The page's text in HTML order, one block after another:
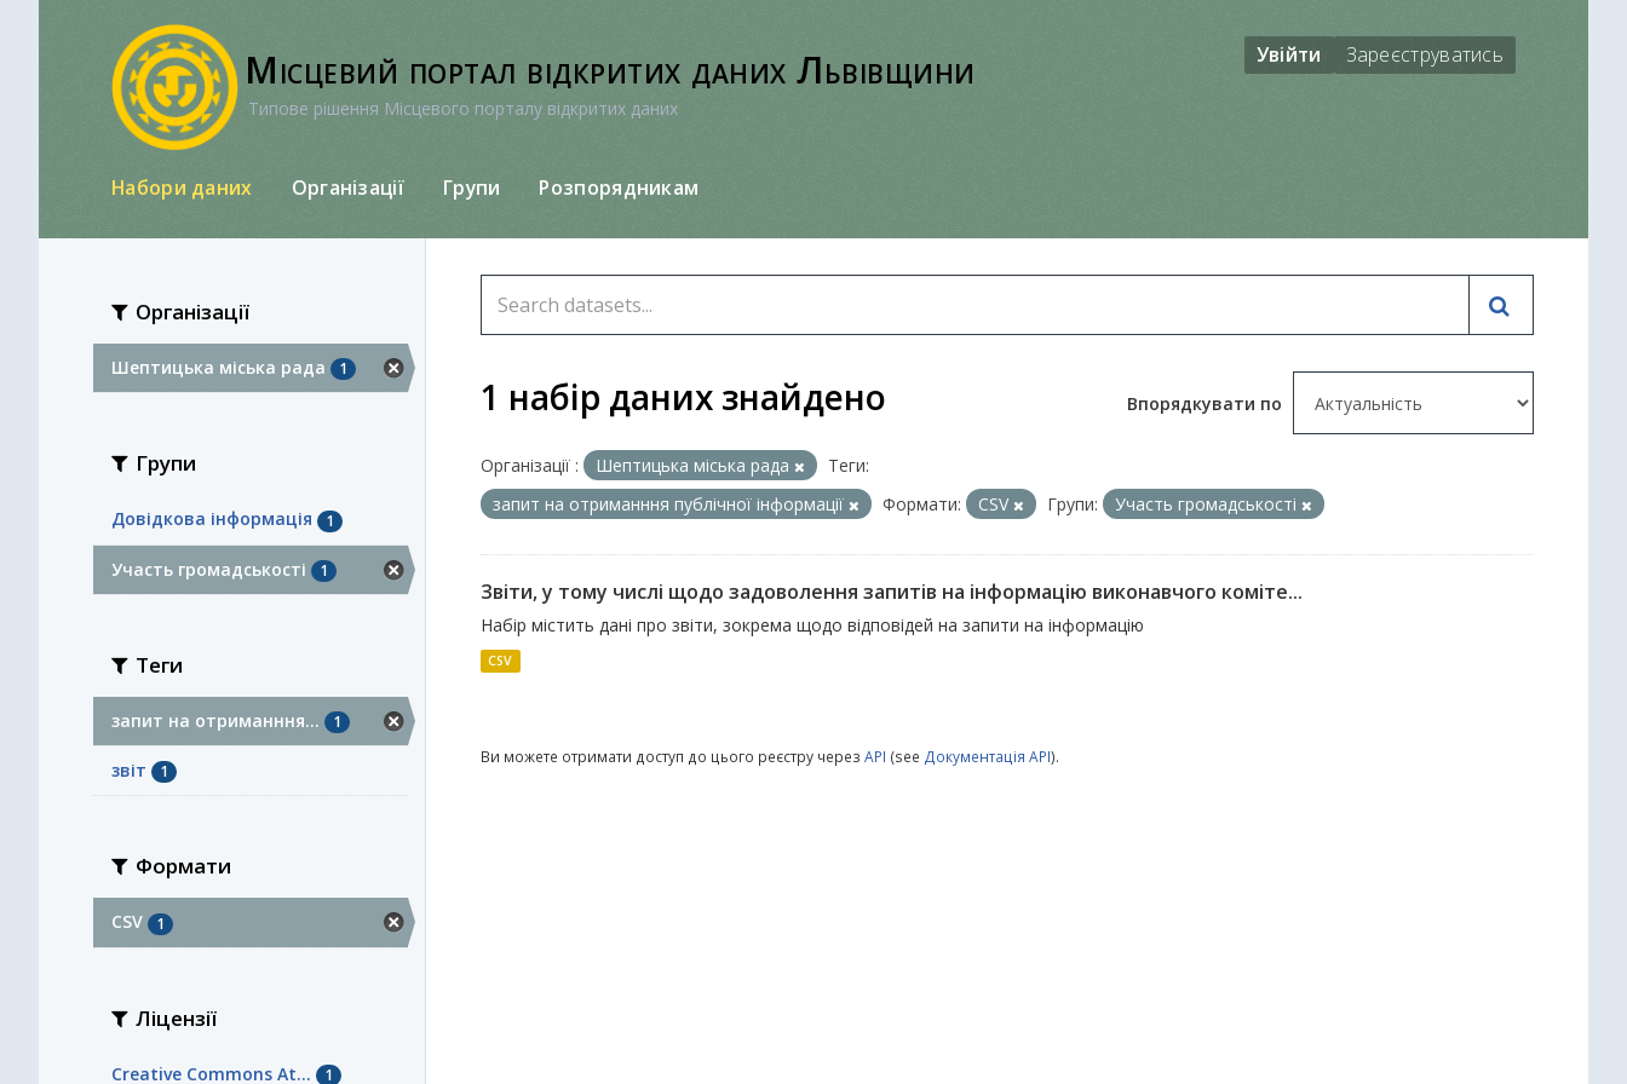
Місцевий портал відкритих даних Львівщини
Типове рішення Місцевого порталу відкритих даних
Увійти Зареєструватись
Набори даних Організації Групи Розпорядникам
Організації
Шептицька міська рада 1
Групи
Довідкова інформація 1
Участь громадськості 1
Теги
запит на отриманння... 1
звіт 1
Формати
CSV 1
Ліцензії
Creative Commons At... 1
Впорядкувати по
1 набір даних знайдено
Організації : Шептицька міська рада
Теги:
запит на отриманння публічної інформації
Формати: CSV Групи: Участь громадськості
Звіти, у тому числі щодо задоволення запитів на інформацію виконавчого коміте...
Набір містить дані про звіти, зокрема щодо відповідей на запити на інформацію
CSV
Ви можете отримати доступ до цього реєстру через API (see Документація API).